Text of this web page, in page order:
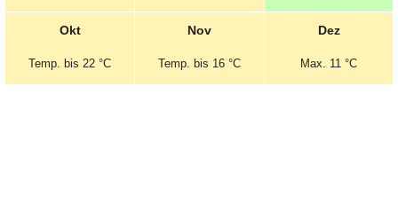
Okt
Temp. bis 22 °C
Nov
Temp. bis 16 °C
Dez
Max. 11 °C